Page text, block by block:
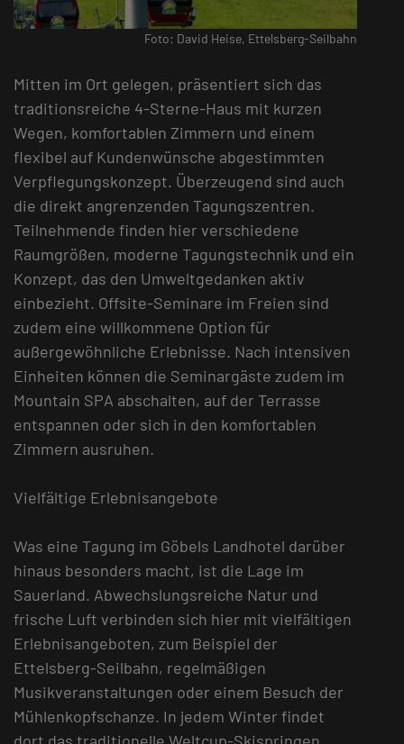
Foto: David Heise, Ettelsberg-Seilbahn
Mitten im Ort gelegen, präsentiert sich das
traditionsreiche 4-Sterne-Haus mit kurzen
Wegen, komfortablen Zimmern und einem
flexibel auf Kundenwünsche abgestimmten
Verpflegungskonzept. Überzeugend sind auch
die direkt angrenzenden Tagungszentren.
Teilnehmende finden hier verschiedene
Raumgrößen, moderne Tagungstechnik und ein
Konzept, das den Umweltgedanken aktiv
einbezieht. Offsite-Seminare im Freien sind
zudem eine willkommene Option für
außergewöhnliche Erlebnisse. Nach intensiven
Einheiten können die Seminargäste zudem im
Mountain SPA abschalten, auf der Terrasse
entspannen oder sich in den komfortablen
Zimmern ausruhen.
Vielfältige Erlebnisangebote
Was eine Tagung im Göbels Landhotel darüber
hinaus besonders macht, ist die Lage im
Sauerland. Abwechslungsreiche Natur und
frische Luft verbinden sich hier mit vielfältigen
Erlebnisangeboten, zum Beispiel der
Ettelsberg-Seilbahn, regelmäßigen
Musikveranstaltungen oder einem Besuch der
Mühlenkopfschanze. In jedem Winter findet